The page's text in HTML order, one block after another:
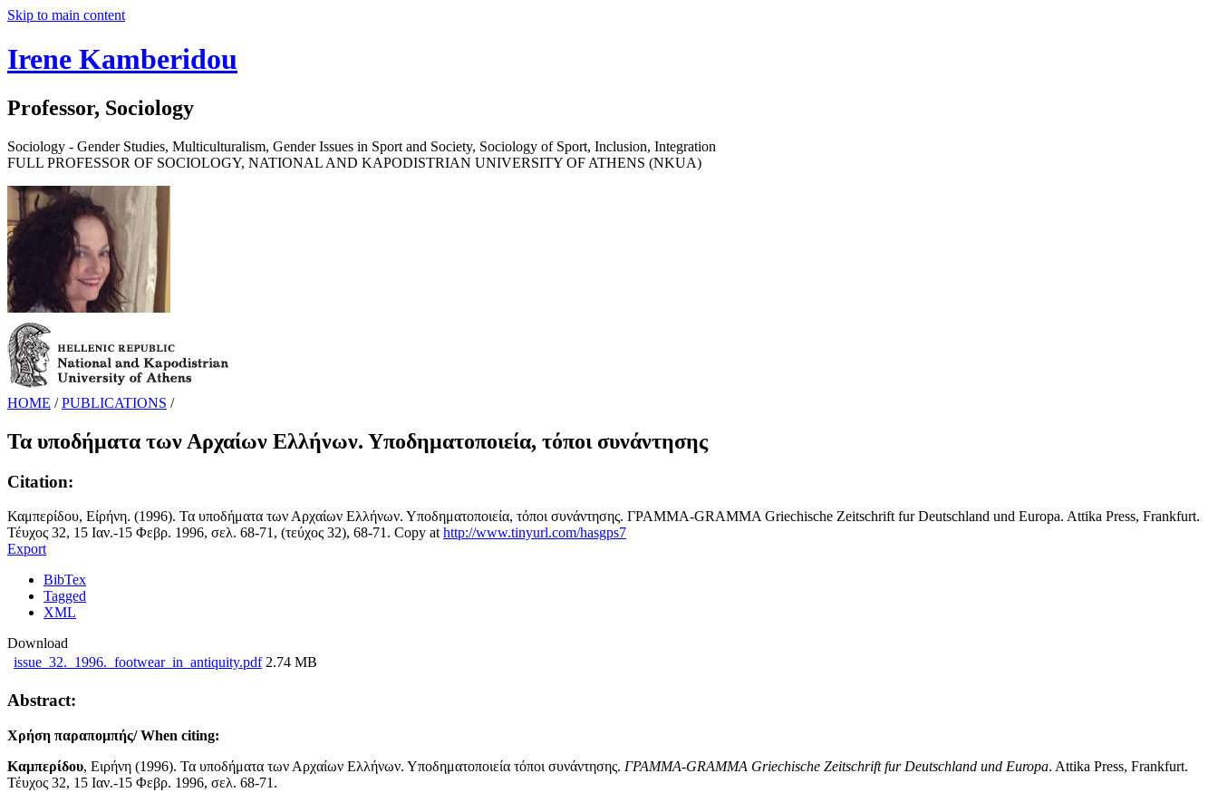
Skip to main content
Irene Kamberidou
Professor, Sociology
Sociology - Gender Studies, Multiculturalism, Gender Issues in Sport and Society, Sociology of Sport, Inclusion, Integration
FULL PROFESSOR OF SOCIOLOGY, NATIONAL AND KAPODISTRIAN UNIVERSITY OF ATHENS (NKUA)
HOME / PUBLICATIONS /
Τα υποδήματα των Αρχαίων Ελλήνων. Υποδηματοποιεία, τόποι συνάντησης
Citation:
Καμπερίδου, Είρήνη. (1996). Τα υποδήματα των Αρχαίων Ελλήνων. Υποδηματοποιεία, τόποι συνάντησης. ΓΡΑΜΜΑ-GRAMMA Griechische Zeitschrift fur Deutschland und Europa. Attika Press, Frankfurt.
Τέυχος 32, 15 Ιαν.-15 Φεβρ. 1996, σελ. 68-71, (τεύχος 32), 68-71. Copy at http://www.tinyurl.com/hasgps7
Export
BibTex
Tagged
XML
Download
issue_32._1996._footwear_in_antiquity.pdf 2.74 MB
Abstract:
Χρήση παραπομπής/When citing:
Καμπερίδου, Ειρήνη (1996). Τα υποδήματα των Αρχαίων Ελλήνων. Υποδηματοποιεία τόποι συνάντησης. ΓΡΑΜΜΑ-GRAMMA Griechische Zeitschrift fur Deutschland und Europa. Attika Press, Frankfurt.
Τέυχος 32, 15 Ιαν.-15 Φεβρ. 1996, σελ. 68-71.